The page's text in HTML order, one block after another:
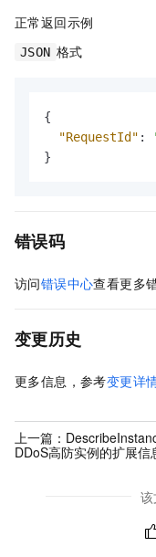
正常返回示例
JSON 格式
{
"RequestId" :
}
错误码
访问错误中心查看更多
变更历史
更多信息，参考变更详
上一篇：
DDoS高防实例的扩展信
该